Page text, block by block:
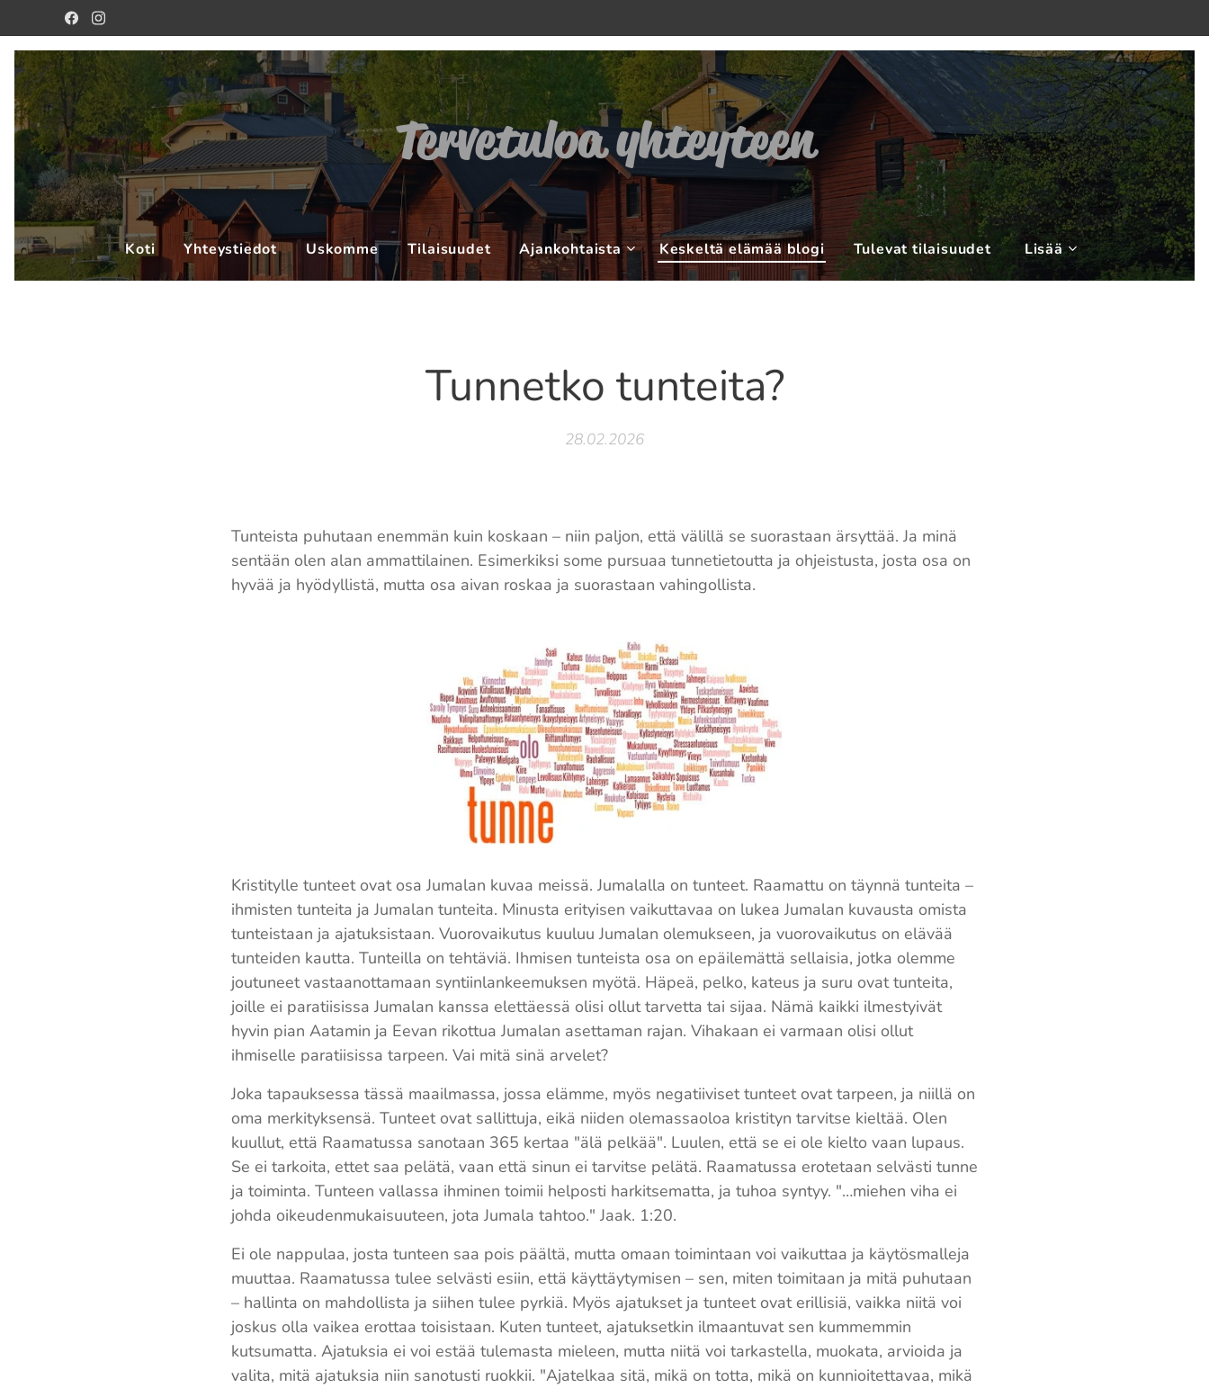
Tervetuloa yhteyteen
Koti Yhteystiedot Uskomme Tilaisuudet Ajankohtaista Keskeltä elämää blogi Tulevat tilaisuudet Lisää
Tunnetko tunteita?
28.02.2026
Tunteista puhutaan enemmän kuin koskaan – niin paljon, että välillä se suorastaan ärsyttää. Ja minä
sentään olen alan ammattilainen. Esimerkiksi some pursuaa tunnetietoutta ja ohjeistusta, josta osa on
hyvää ja hyödyllistä, mutta osa aivan roskaa ja suorastaan vahingollista.
Kristitylle tunteet ovat osa Jumalan kuvaa meissä. Jumalalla on tunteet. Raamattu on täynnä tunteita –
ihmisten tunteita ja Jumalan tunteita. Minusta erityisen vaikuttavaa on lukea Jumalan kuvausta omista
tunteistaan ja ajatuksistaan. Vuorovaikutus kuuluu Jumalan olemukseen, ja vuorovaikutus on elävää
tunteiden kautta. Tunteilla on tehtäviä. Ihmisen tunteista osa on epäilemättä sellaisia, jotka olemme
joutuneet vastaanottamaan syntiinlankeemuksen myötä. Häpeä, pelko, kateus ja suru ovat tunteita,
joille ei paratiisissa Jumalan kanssa elettäessä olisi ollut tarvetta tai sijaa. Nämä kaikki ilmestyivät
hyvin pian Aatamin ja Eevan rikottua Jumalan asettaman rajan. Vihakaan ei varmaan olisi ollut
ihmiselle paratiisissa tarpeen. Vai mitä sinä arvelet?
Joka tapauksessa tässä maailmassa, jossa elämme, myös negatiiviset tunteet ovat tarpeen, ja niillä on
oma merkityksensä. Tunteet ovat sallittuja, eikä niiden olemassaoloa kristityn tarvitse kieltää. Olen
kuullut, että Raamatussa sanotaan 365 kertaa "älä pelkää". Luulen, että se ei ole kielto vaan lupaus.
Se ei tarkoita, ettet saa pelätä, vaan että sinun ei tarvitse pelätä. Raamatussa erotetaan selvästi tunne
ja toiminta. Tunteen vallassa ihminen toimii helposti harkitsematta, ja tuhoa syntyy. "…miehen viha ei
johda oikeudenmukaisuuteen, jota Jumala tahtoo." Jaak. 1:20.
Ei ole nappulaa, josta tunteen saa pois päältä, mutta omaan toimintaan voi vaikuttaa ja käytösmalleja
muuttaa. Raamatussa tulee selvästi esiin, että käyttäytymisen – sen, miten toimitaan ja mitä puhutaan
– hallinta on mahdollista ja siihen tulee pyrkiä. Myös ajatukset ja tunteet ovat erillisiä, vaikka niitä voi
joskus olla vaikea erottaa toisistaan. Kuten tunteet, ajatuksetkin ilmaantuvat sen kummemmin
kutsumatta. Ajatuksia ei voi estää tulemasta mieleen, mutta niitä voi tarkastella, muokata, arvioida ja
valita, mitä ajatuksia niin sanotusti ruokkii. "Ajatelkaa sitä, mikä on totta, mikä on kunnioitettavaa, mikä